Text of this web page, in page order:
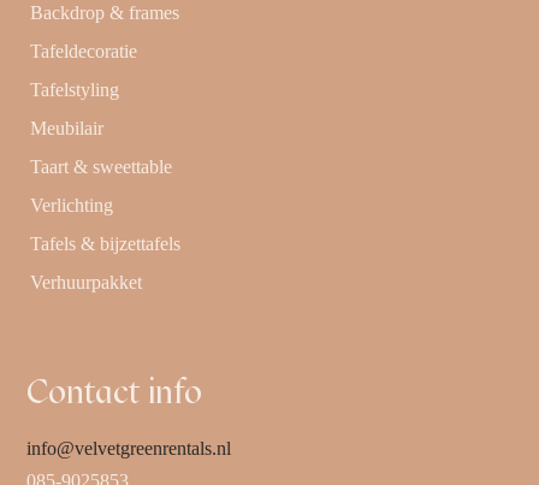
Backdrop & frames
Tafeldecoratie
Tafelstyling
Meubilair
Taart & sweettable
Verlichting
Tafels & bijzettafels
Verhuurpakket
Contact info
info@velvetgreenrentals.nl